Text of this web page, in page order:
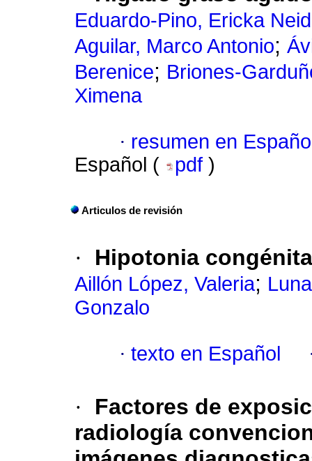
Eduardo-Pino, Ericka
Aguilar, Marco Antonio;
Berenice; Briones-
Ximena
· resumen en
Español (
pdf )
Articulos de revisión
· Hipotonia
Aillón López, Valeria;
Gonzalo
· texto en Español
·
Factores de
radiología